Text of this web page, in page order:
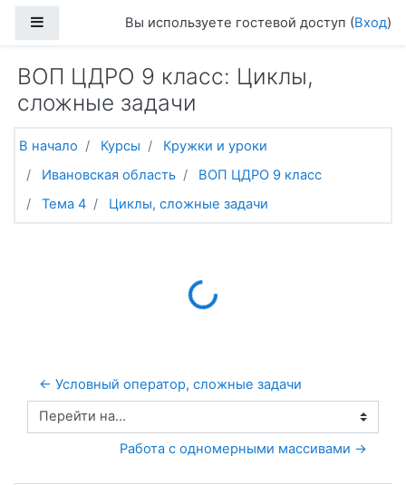
Боковая панельВы используете гостевой доступ (Вход)
ВОП ЦДРО 9 класс: Циклы,
сложные задачи
В начало Курсы
Кружки и уроки
Ивановская область
ВОП ЦДРО 9 класс
Тема 4
Циклы, сложные задачи
Loading...
← Условный оператор, сложные задачи
Перейти на...
Работа с одномерными массивами →